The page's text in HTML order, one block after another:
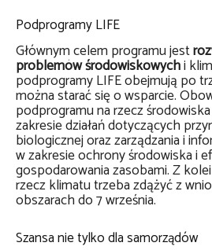
Podprogramy LIFE
Głównym celem programu jest
problemów środowiskowychi
podprogramy LIFE obejmują po
można starać się o wsparcie.
podprogramu na rzecz
zakresie działań dotyczących
biologicznej oraz zarządzania i
w zakresie ochrony środowiska i
gospodarowania zasobami. Z
rzecz klimatu trzeba zdążyć z
obszarach do 7 września.
Szansa nie tylko dla samorządów